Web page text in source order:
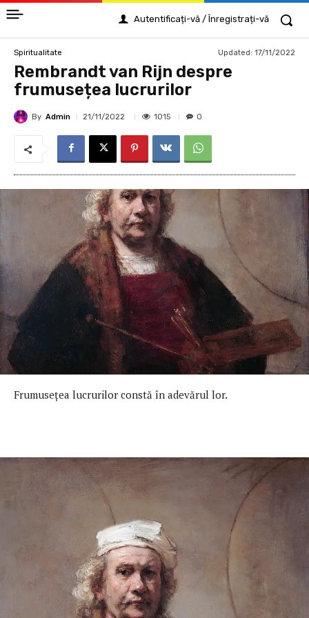
Autentificați-vă / Înregistrați-vă
Spiritualitate Updated: 17/11/2022
Rembrandt van Rijn despre
frumusețea lucrurilor
By Admin 21/11/2022 1015 0
Frumuseţea lucrurilor constă în adevărul lor.